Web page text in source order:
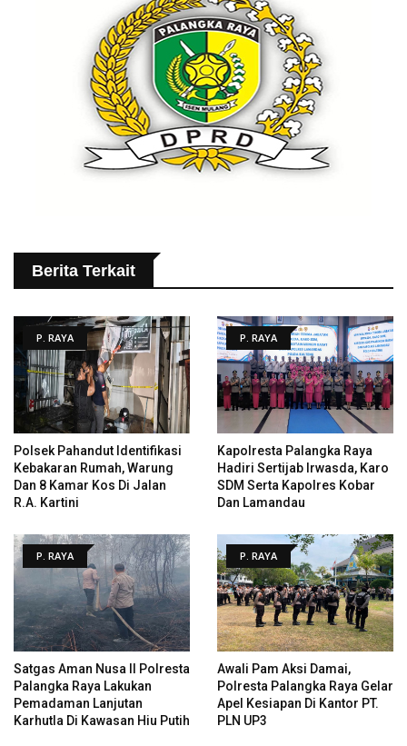
Berita Terkait
P. RAYA
Polsek Pahandut Identifikasi
Kebakaran Rumah, Warung
Dan 8 Kamar Kos Di Jalan
R.A. Kartini
P. RAYA
Kapolresta Palangka Raya
Hadiri Sertijab Irwasda, Karo
SDM Serta Kapolres Kobar
Dan Lamandau
P. RAYA
Satgas Aman Nusa II Polresta
Palangka Raya Lakukan
Pemadaman Lanjutan
Karhutla Di Kawasan Hiu Putih
P. RAYA
Awali Pam Aksi Damai,
Polresta Palangka Raya Gelar
Apel Kesiapan Di Kantor PT.
PLN UP3